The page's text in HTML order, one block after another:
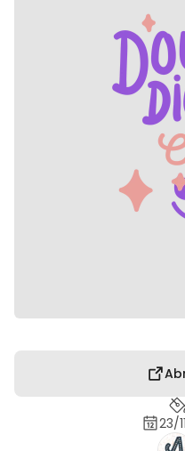
23/